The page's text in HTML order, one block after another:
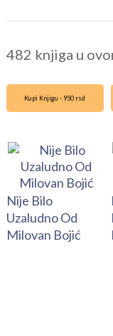
482 knjiga u
Kupi Knjigu - 950 rsd
Nije Bilo
Uzaludno Od
Milovan Bojić